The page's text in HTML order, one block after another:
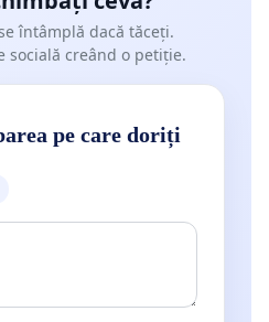
întâmplă dacă tăceți.
socială creând o petiție.
pe care doriți